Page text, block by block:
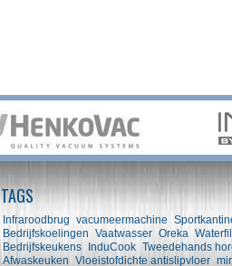
TAGS
Infraroodbrug vacumeermachine
Bedrijfskoelingen Vaatwasser Oreka
Bedrijfskeukens
InduCook Tweedehands
Afwaskeuken Vloeistofdichte antislipvloer